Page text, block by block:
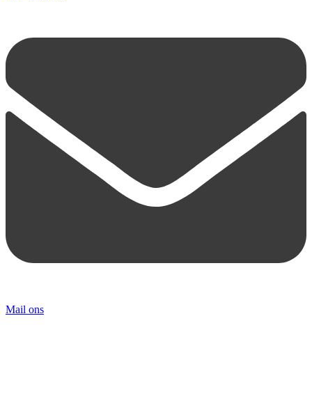
Mail ons